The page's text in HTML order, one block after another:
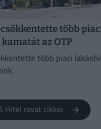
több
az OTP
több piaci
Hitel rovat cikkei